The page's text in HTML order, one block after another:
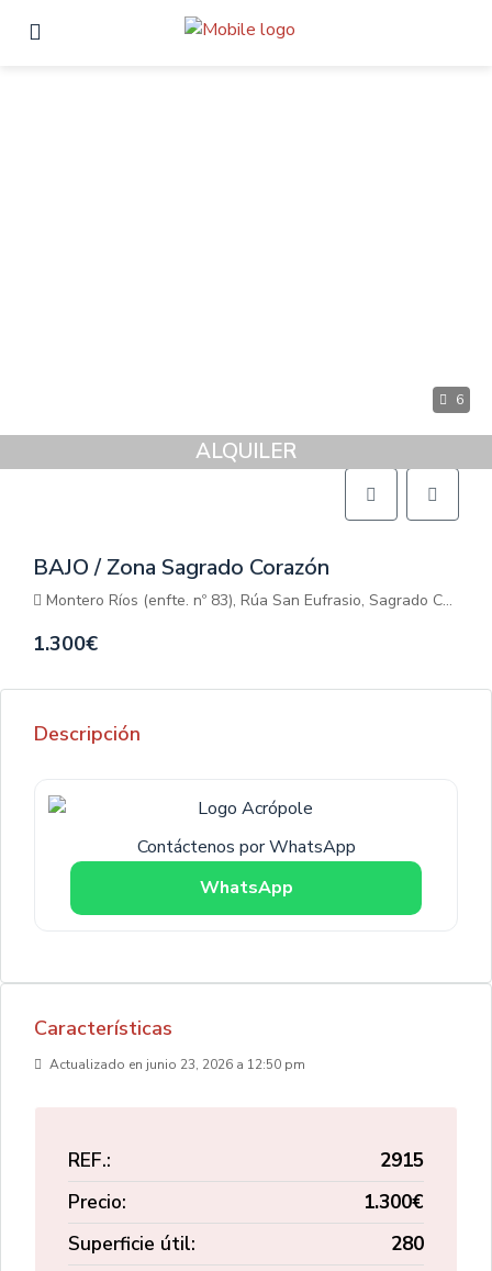
6
ALQUILER
BAJO / Zona Sagrado Corazón
Montero Ríos (enfte. nº 83), Rúa San Eufrasio, Sagrado Corazón, Lugo, Galicia, 27001, España
1.300€
Descripción
Contáctenos por WhatsApp
WhatsApp
Características
Actualizado en junio 23, 2026 a 12:50 pm
REF.:
2915
Precio:
1.300€
Superficie útil:
280